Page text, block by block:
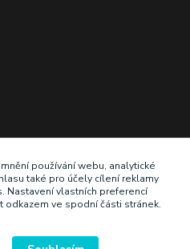
používání webu, analytické
také pro účely cílení reklamy
Nastavení vlastních preferencí
odkazem ve spodní části stránek.